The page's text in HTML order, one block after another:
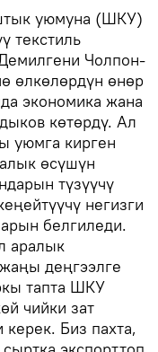
уюмуна (ШКУ)
текстиль
Чолпон-
өлкөлөрдүн өнөр
экономика жана
көтөрдү. Ал
уюмга кирген
өсүшүн
түзүүчү
негизги
белгиледи.
аралык
деңгээлге
тапта ШКУ
чийки зат
Биз пахта,